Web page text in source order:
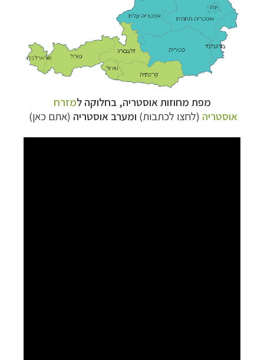
מפת מחוזות אוסטריה, בחלוקה למזרח
אוסטריה (לחצו לכתבות) ומערב אוסטריה (אתם כאן)
טיולי אקטיב - אופניים, שייט והליכה לחצו לרשימת